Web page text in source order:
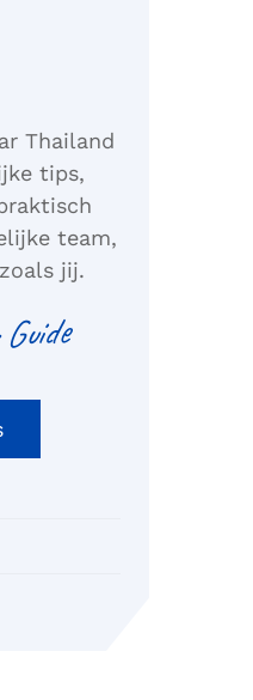
Thailand
tips,
team,
jij.